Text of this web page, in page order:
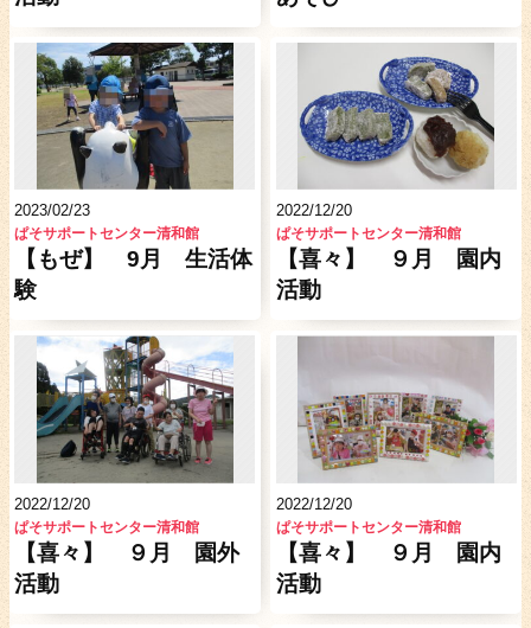
2023/02/23
ぱそサポートセンター清和館
【もぜ】 9月 生活体
験
2022/12/20
ぱそサポートセンター清和館
【喜々】 ９月 園内
活動
2022/12/20
ぱそサポートセンター清和館
【喜々】 ９月 園外
活動
2022/12/20
ぱそサポートセンター清和館
【喜々】 ９月 園内
活動